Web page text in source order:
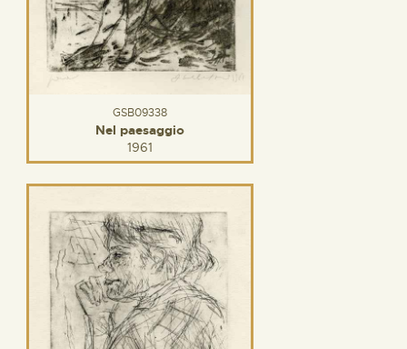
GSB09338
Nel paesaggio
1961